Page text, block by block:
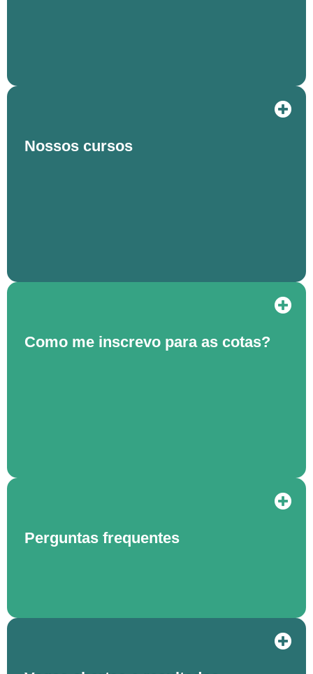
Nossos cursos
Como me inscrevo para as cotas?
Perguntas frequentes